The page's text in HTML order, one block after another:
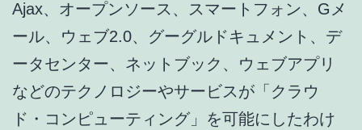
Ajax、オープンソース、スマートフォン、Gメ
ール、ウェブ2.0、グーグルドキュメント、デ
ータセンター、ネットブック、ウェブアプリ
などのテクノロジーやサービスが「クラウ
ド・コンピューティング」を可能にしたわけ